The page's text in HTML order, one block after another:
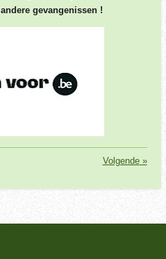
gevangenissen !
Volgende»